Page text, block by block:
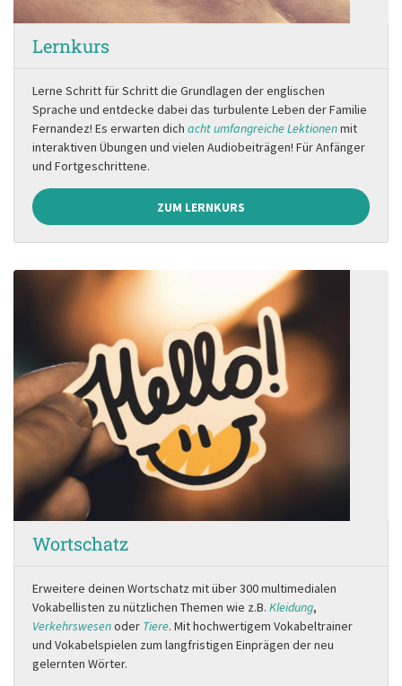
Lernkurs
Lerne Schritt für Schritt die Grundlagen der englischen
Sprache und entdecke dabei das turbulente Leben der Familie
Fernandez! Es erwarten dich acht umfangreiche Lektionenmit
interaktiven Übungen und vielen Audiobeiträgen! Für Anfänger
und Fortgeschrittene.
ZUM LERNKURS
Wortschatz
Erweitere deinen Wortschatz mit über 300 multimedialen
Vokabellisten zu nützlichen Themen wie z.B. Kleidung,
Verkehrswesenoder Tiere. Mit hochwertigem Vokabeltrainer
und Vokabelspielen zum langfristigen Einprägen der neu
gelernten Wörter.